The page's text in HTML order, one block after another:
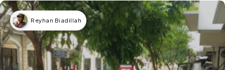
Reyhan Biadillah